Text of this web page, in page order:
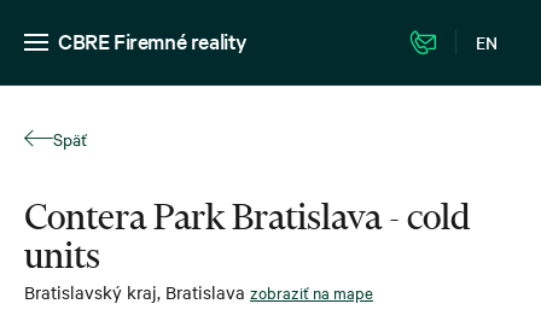
CBRE Firemné reality EN
Späť
Contera Park Bratislava - cold
units
Bratislavský kraj, Bratislava zobraziť na mape